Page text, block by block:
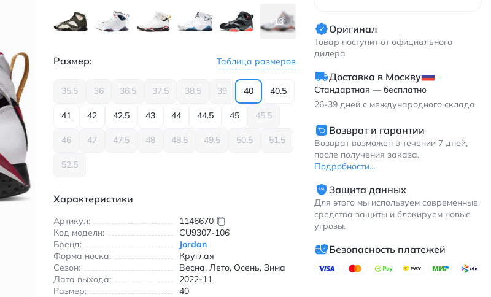
+13
Размер: Таблица размеров
35.5 36 36.5 37.5 38.5 39 40 40.5
41 42 42.5 43 44 44.5 45 45.5
46 47 47.5 48 48.5 49.5 50.5 51.5
52.5
Характеристики
Артикул:
1146670
Код модели:
CU9307-106
Бренд:
Jordan
Форма носка:
Круглая
Сезон:
Весна, Лето, Осень, Зима
Дата выхода:
2022-11
Размер:
40
Оригинал
Товар поступит от официального
дилера
Доставка в Москву
Стандартная — бесплатно
26-39 дней с международного склада
Возврат и гарантии
Возврат возможен в течении 7 дней,
после получения заказа.
Подробности...
Защита данных
Для этого мы используем современные
средства защиты и блокируем новые
угрозы.
Безопасность платежей